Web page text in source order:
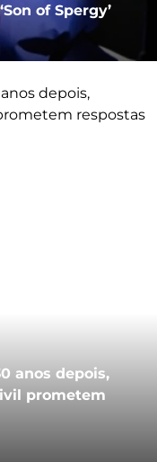
of Spergy’
anos depois,
prometem